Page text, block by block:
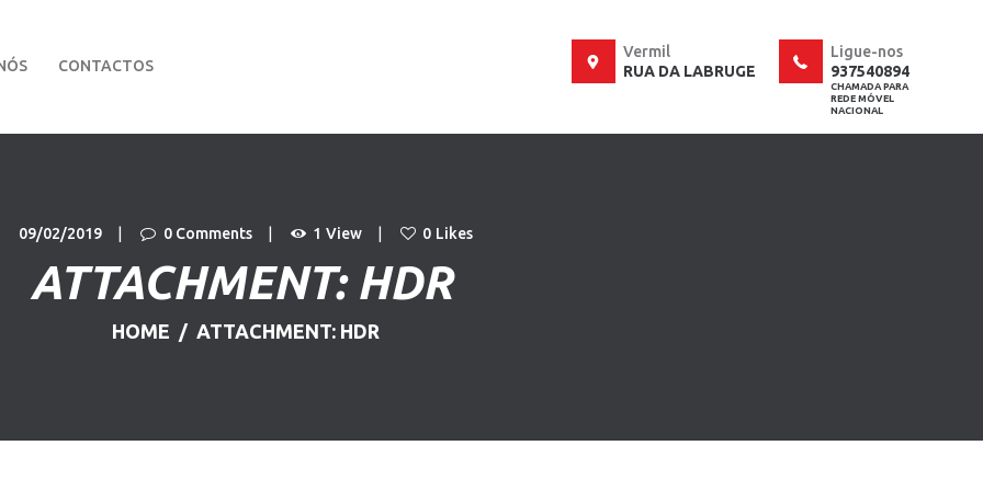
CONTACTOS
Vermil
RUA DA LABRUGE
Ligue-nos
937540894
09/02/2019 0 Comments 1 View 0 Likes
ATTACHMENT: HDR
HOME ATTACHMENT: HDR
VIATURAS
SOBRE NÓS